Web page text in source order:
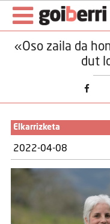
«Oso zaila da
dut
Elkarrizketa
2022-04-08